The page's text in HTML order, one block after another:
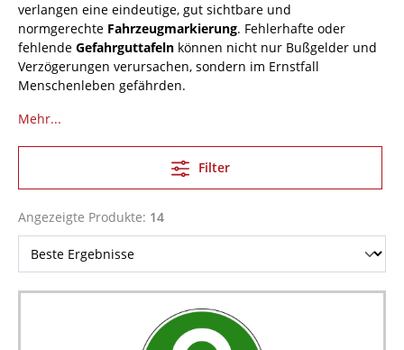
verlangen eine eindeutige, gut sichtbare und
normgerechte Fahrzeugmarkierung. Fehlerhafte oder
fehlende Gefahrguttafeln können nicht nur Bußgelder und
Verzögerungen verursachen, sondern im Ernstfall
Menschenleben gefährden.
Mehr...
Filter
Angezeigte Produkte: 14